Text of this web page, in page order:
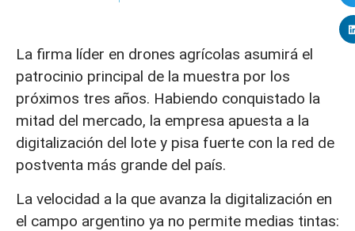
La firma líder en drones agrícolas asumirá el
patrocinio principal de la muestra por los
próximos tres años. Habiendo conquistado la
mitad del mercado, la empresa apuesta a la
digitalización del lote y pisa fuerte con la red de
postventa más grande del país.
La velocidad a la que avanza la digitalización en
el campo argentino ya no permite medias tintas: